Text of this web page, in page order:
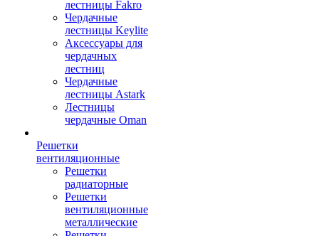
лестницы Fakro
Чердачные
лестницы Keylite
Аксессуары для
чердачных
лестниц
Чердачные
лестницы Astark
Лестницы
чердачные Oman
Решетки
вентиляционные
Решетки
радиаторные
Решетки
вентиляционные
металлические